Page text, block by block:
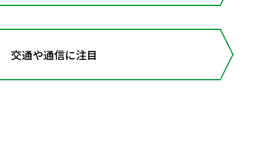
通や通信に注目